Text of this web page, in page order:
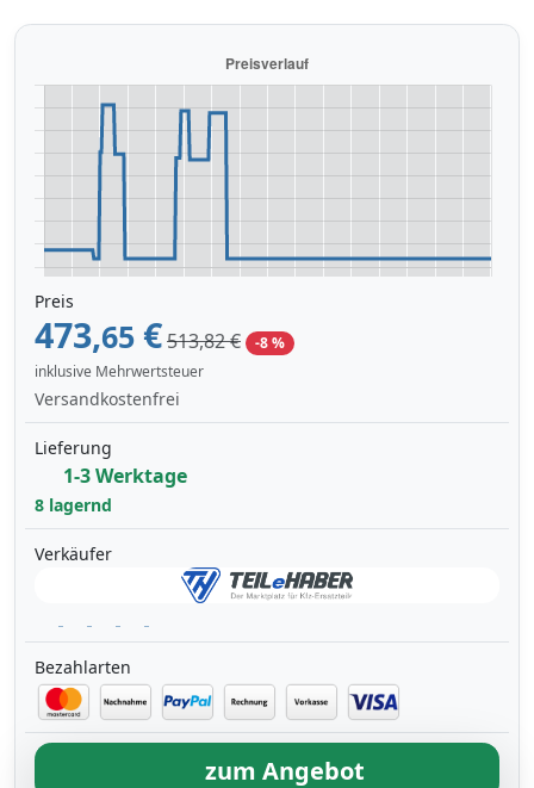
Preis
473,65 €513,82 €
-8 %
inklusive Mehrwertsteuer
Versandkostenfrei
Lieferung
1-3 Werktage
8 lagernd
Verkäufer
Bezahlarten
zum Angebot